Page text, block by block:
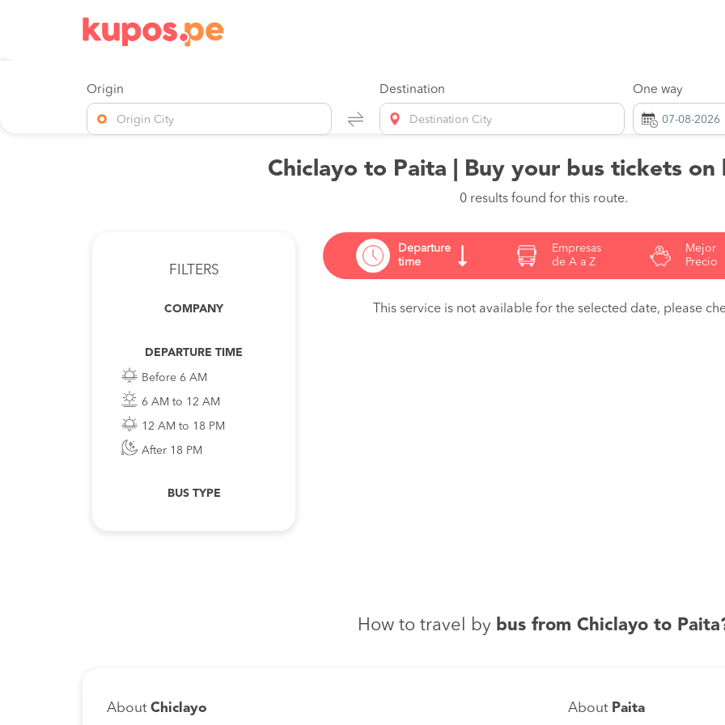
Origin
Origin City
Destination
Destination City
One way
Chiclayo to Paita | Buy your bus tickets on
0 results found for this route.
FILTERS
COMPANY
DEPARTURE TIME
Before 6 AM
6 AM to 12 AM
12 AM to 18 PM
After 18 PM
BUS TYPE
Departure
time
Empresas
de A a Z
Mejor
Precio
This service is not available for the selected date, please
How to travel by bus from Chiclayo to
About Chiclayo About Paita